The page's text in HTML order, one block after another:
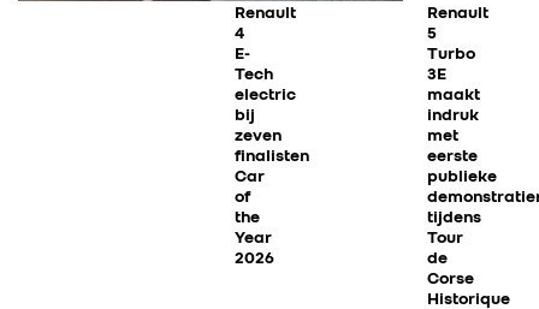
Renault
4
E-
Tech
electric
bij
zeven
finalisten
Car
of
the
Year
2026
Renault
5
Turbo
3E
maakt
indruk
met
eerste
publieke
tijdens
Tour
de
Corse
Historique